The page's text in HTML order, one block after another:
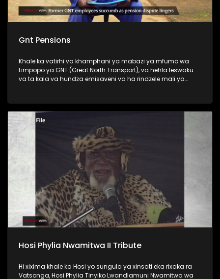
Gnt Pensions
Khale ka vatirhi va khamphani ya mabazi ya mfumo wa
Limpopo ya GNT (Great North Transport), va hehla leswaku
va ta kala va hundza emisaveni va ha rindzele mali ya
Hosi Phylia Nwamitwa II Tribute
Hi xixima khale ka Hosi yo sungula ya xinsati eka rixaka ra
Vatsonga, Hosi Phylia Tinyiko Lwandlamuni Nwamitwa wa